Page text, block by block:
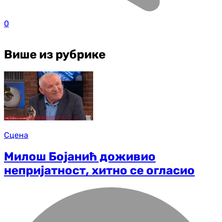
0
Више из рубрике
Сцена
Милош Бојанић доживио
непријатност, хитно се огласио